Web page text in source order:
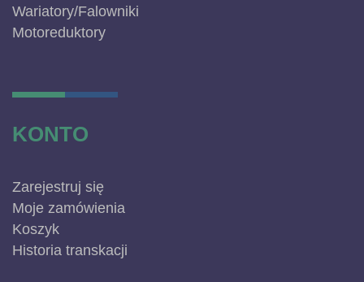
Wariatory/Falowniki
Motoreduktory
KONTO
Zarejestruj się
Moje zamówienia
Koszyk
Historia transkacji